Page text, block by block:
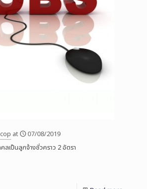
at
07/08/2019
เป็นลูกจ้างชั่วคราว 2 อัตรา